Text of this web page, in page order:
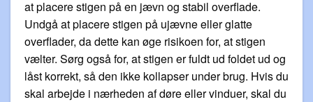
at placere stigen på en jævn og stabil overflade.
Undgå at placere stigen på ujævne eller glatte
overflader, da dette kan øge risikoen for, at stigen
vælter. Sørg også for, at stigen er fuldt ud foldet ud og
låst korrekt, så den ikke kollapser under brug. Hvis du
skal arbejde i nærheden af døre eller vinduer, skal du